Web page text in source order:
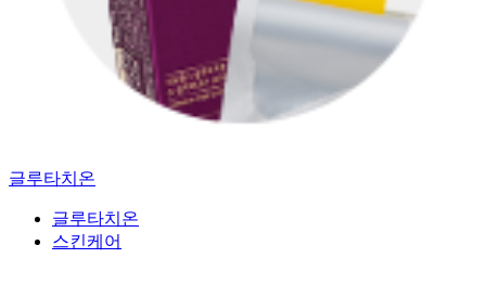
글루타치온
글루타치온
스킨케어